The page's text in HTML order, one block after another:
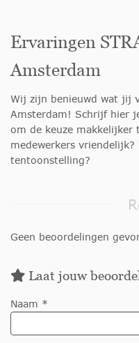
Ervaringen
Amsterdam
Wij zijn benieuwd wat jij
Amsterdam! Schrijf hier
om de keuze makkelijker
medewerkers
tentoonstelling?
Geen beoordelingen
Laat jouw
Naam *